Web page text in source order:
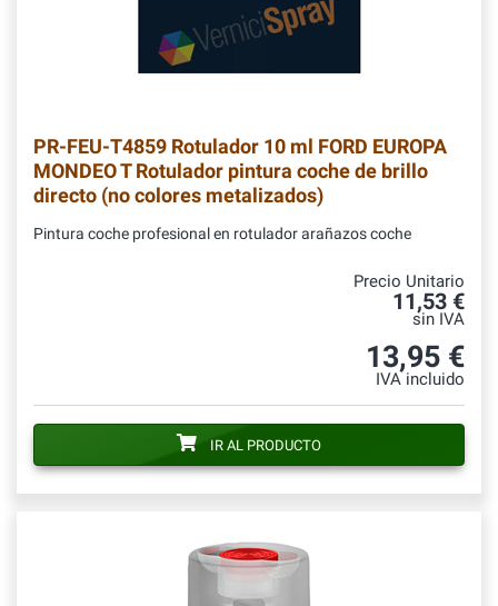
PR-FEU-T4859 Rotulador 10 ml FORD EUROPA
MONDEO T Rotulador pintura coche de brillo
directo (no colores metalizados)
Pintura coche profesional en rotulador arañazos coche
Precio Unitario
11,53 €
sin IVA
13,95 €
IVA incluido
IR AL PRODUCTO